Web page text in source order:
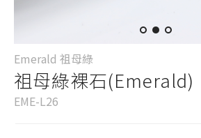
Emerald 祖母綠
祖母綠裸石(Emerald)
EME-L26